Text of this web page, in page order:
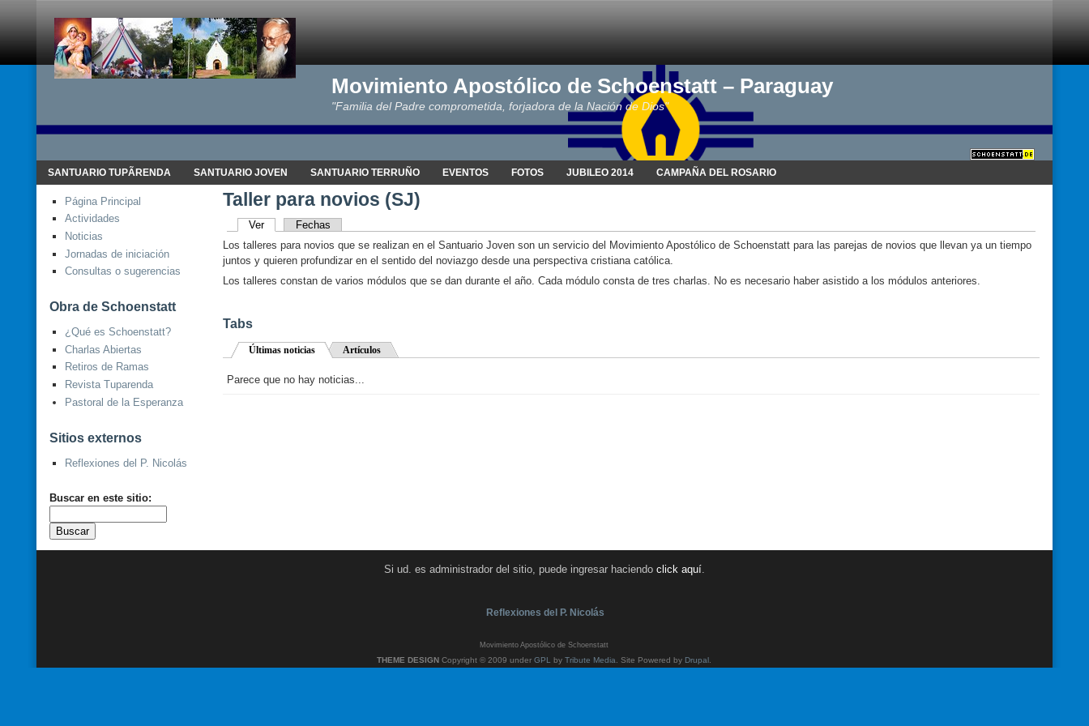
Movimiento Apostólico de Schoenstatt – Paraguay
"Familia del Padre comprometida, forjadora de la Nación de Dios"
SANTUARIO TUPÃRENDA SANTUARIO JOVEN SANTUARIO TERRUÑO EVENTOS FOTOS JUBILEO 2014 CAMPAÑA DEL ROSARIO
Página Principal
Actividades
Noticias
Jornadas de iniciación
Consultas o sugerencias
Obra de Schoenstatt
¿Qué es Schoenstatt?
Charlas Abiertas
Retiros de Ramas
Revista Tuparenda
Pastoral de la Esperanza
Sitios externos
Reflexiones del P. Nicolás
Buscar en este sitio:
Taller para novios (SJ)
Ver
Fechas
Los talleres para novios que se realizan en el Santuario Joven son un servicio del Movimiento Apostólico de Schoenstatt para las parejas de novios que llevan ya un tiempo
juntos y quieren profundizar en el sentido del noviazgo desde una perspectiva cristiana católica.
Los talleres constan de varios módulos que se dan durante el año. Cada módulo consta de tres charlas. No es necesario haber asistido a los módulos anteriores.
Tabs
Últimas noticias Artículos
Parece que no hay noticias...
Si ud. es administrador del sitio, puede ingresar haciendo click aquí.
Reflexiones del P. Nicolás
Movimiento Apostólico de Schoenstatt
THEME DESIGN Copyright © 2009 underGPL byTribute Media . Site Powered by Drupal